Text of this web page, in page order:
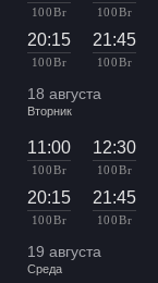
100 Br 100 Br
20:15
100 Br
21:45
100 Br
18 августа
Вторник
11:00
100 Br
12:30
100 Br
20:15
100 Br
21:45
100 Br
19 августа
Среда